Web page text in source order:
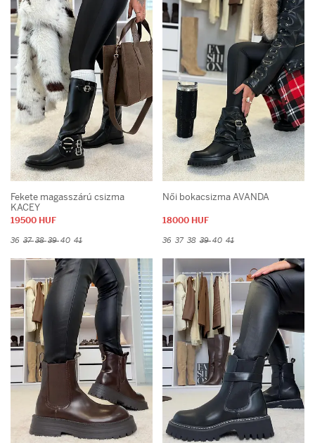
Fekete magasszárú csizma
KACEY
19500 HUF
36 37383940 41
Női bokacsizma AVANDA
18000 HUF
36 37 38 3940 41